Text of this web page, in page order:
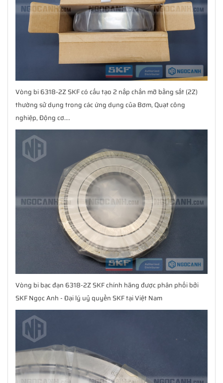
Vòng bi 6318-2Z SKF có cấu tạo 2 nắp chắn mỡ bằng sắt (2Z)
thường sử dụng trong các ứng dụng của Bơm, Quạt công
nghiệp, Động cơ....
Vòng bi bạc đạn 6318-2Z SKF chính hãng được phân phối bởi
SKF Ngọc Anh - Đại lý uỷ quyền SKF tại Việt Nam